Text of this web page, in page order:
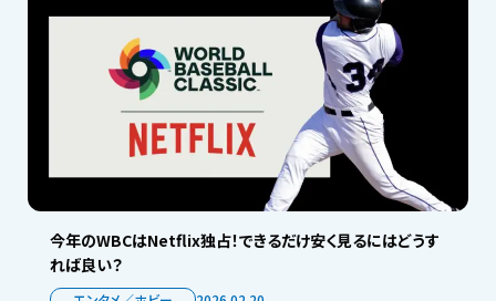
今年のWBCはNetflix独占！できるだけ安く見るにはどうす
れば良い？